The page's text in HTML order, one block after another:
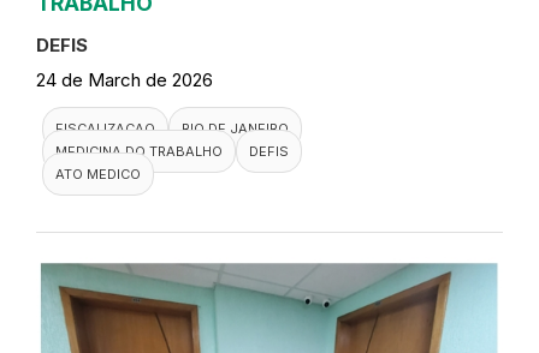
DEFIS
24 de March de 2026
FISCALIZACAO
RIO DE JANEIRO
MEDICINA DO TRABALHO
DEFIS
ATO MEDICO